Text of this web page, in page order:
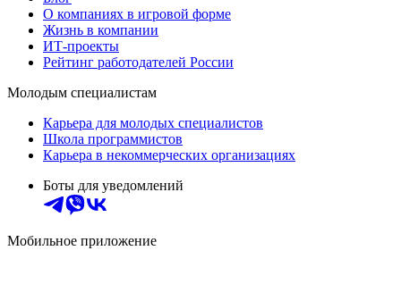
О компаниях в игровой форме
Жизнь в компании
ИТ-проекты
Рейтинг работодателей России
Молодым специалистам
Карьера для молодых специалистов
Школа программистов
Карьера в некоммерческих организациях
Боты для уведомлений
Мобильное приложение